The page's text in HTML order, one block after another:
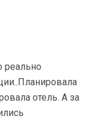
реально
отель. А за